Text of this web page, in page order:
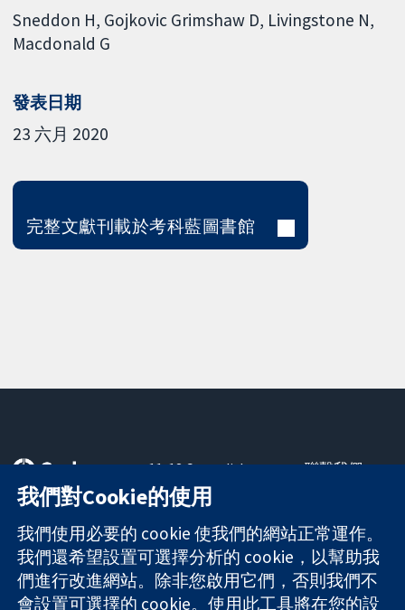
Sneddon H Gojkovic Grimshaw D Livingstone N
Macdonald G
發表日期
23 六月 2020
完整文獻刊載於考科藍圖書館
可信任實證
知情決定
更完善的健康照
護
11-13 Cavendish
Square
London
W1G 0AN
United Kingdom
聯繫我們
關於我們
工作機會
Cochrane
Library
我們對Cookie的使用
我們使用必要的 cookie 使我們的網站正常運作。
我們還希望設置可選擇分析的 cookie，以幫助我
們進行改進網站。除非您啟用它們，否則我們不
會設置可選擇的 cookie。使用此工具將在您的設